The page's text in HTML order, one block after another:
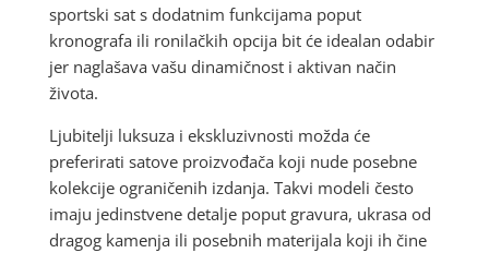
sportski sat s dodatnim funkcijama poput
kronografa ili ronilačkih opcija bit će idealan odabir
jer naglašava vašu dinamičnost i aktivan način
života.
Ljubitelji luksuza i ekskluzivnosti možda će
preferirati satove proizvođača koji nude posebne
kolekcije ograničenih izdanja. Takvi modeli često
imaju jedinstvene detalje poput gravura, ukrasa od
dragog kamenja ili posebnih materijala koji ih čine